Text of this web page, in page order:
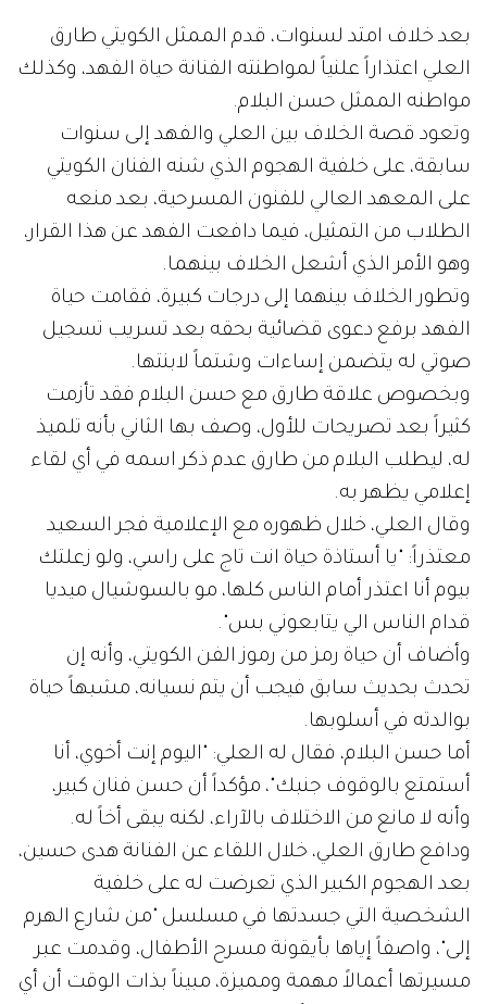
بعد خلاف امتد لسنوات، قدم الممثل الكويتي طارق
العلي اعتذاراً علنياً لمواطنته الفنانة حياة الفهد، وكذلك
مواطنه الممثل حسن البلام.
وتعود قصة الخلاف بين العلي والفهد إلى سنوات
سابقة، على خلفية الهجوم الذي شنه الفنان الكويتي
على المعهد العالي للفنون المسرحية، بعد منعه
الطلاب من التمثيل، فيما دافعت الفهد عن هذا القرار،
وهو الأمر الذي أشعل الخلاف بينهما.
وتطور الخلاف بينهما إلى درجات كبيرة، فقامت حياة
الفهد برفع دعوى قضائية بحقه بعد تسريب تسجيل
صوتي له يتضمن إساءات وشتماً لابنتها.
وبخصوص علاقة طارق مع حسن البلام فقد تأزمت
كثيراً بعد تصريحات للأول، وصف بها الثاني بأنه تلميذ
له، ليطلب البلام من طارق عدم ذكر اسمه في أي لقاء
إعلامي يظهر به.
وقال العلي، خلال ظهوره مع الإعلامية فجر السعيد
معتذراً: "يا أستاذة حياة انت تاج على راسي، ولو زعلتك
بيوم أنا اعتذر أمام الناس كلها، مو بالسوشيال ميديا
قدام الناس الي يتابعوني بس".
وأضاف أن حياة رمز من رموز الفن الكويتي، وأنه إن
تحدث بحديث سابق فيجب أن يتم نسيانه، مشبهاً حياة
بوالدته في أسلوبها.
أما حسن البلام، فقال له العلي: "اليوم إنت أخوي، أنا
أستمتع بالوقوف جنبك"، مؤكداً أن حسن فنان كبير،
وأنه لا مانع من الاختلاف بالآراء، لكنه يبقى أخاً له.
ودافع طارق العلي، خلال اللقاء عن الفنانة هدى حسين،
بعد الهجوم الكبير الذي تعرضت له على خلفية
الشخصية التي جسدتها في مسلسل "من شارع الهرم
إلى"، واصفاً إياها بأيقونة مسرح الأطفال، وقدمت عبر
مسيرتها أعمالاً مهمة ومميزة، مبيناً بذات الوقت أن أي